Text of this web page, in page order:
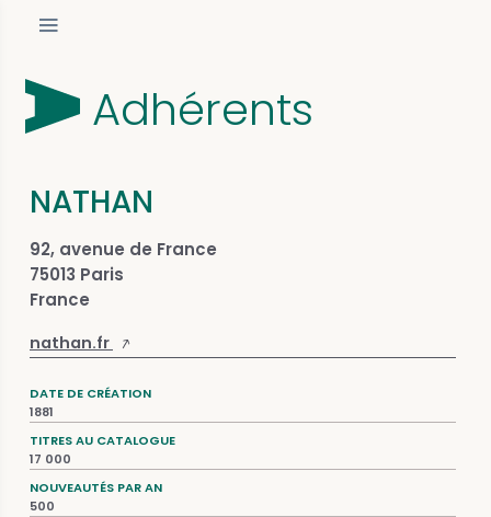
Adhérents
NATHAN
92, avenue de France
75013 Paris
France
nathan.fr
DATE DE CRÉATION
1881
TITRES AU CATALOGUE
17 000
NOUVEAUTÉS PAR AN
500